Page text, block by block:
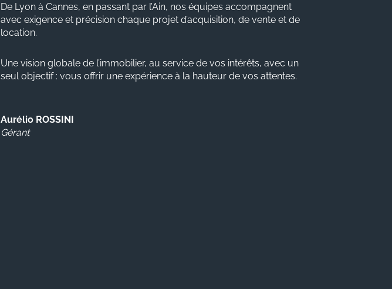
De Lyon à Cannes, en passant par l’Ain, nos équipes accompagnent
avec exigence et précision chaque projet d’acquisition, de vente et de
location.
Une vision globale de l’immobilier, au service de vos intérêts, avec un
seul objectif : vous offrir une expérience à la hauteur de vos attentes.
Aurélio ROSSINI
Gérant